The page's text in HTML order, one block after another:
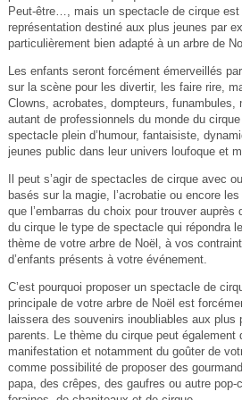
Peut-être…, mais un spectacle de cirque
représentation destiné aux plus jeunes par
particulièrement bien adapté à un arbre de
Les enfants seront forcément émerveillés
sur la scène pour les divertir, les faire rire,
Clowns, acrobates, dompteurs,
autant de professionnels du monde du
spectacle plein d’humour, fantaisiste,
jeunes public dans leur univers loufoque et
Il peut s’agir de spectacles de cirque avec
basés sur la magie, l’acrobatie ou encore
que l’embarras du choix pour trouver
du cirque le type de spectacle qui répondra
thème de votre arbre de Noël, à vos
d’enfants présents à votre événement.
C’est pourquoi proposer un spectacle de
principale de votre arbre de Noël est
laissera des souvenirs inoubliables aux plus
parents. Le thème du cirque peut également
manifestation et notamment du goûter de
comme possibilité de proposer des
papa, des crêpes, des gaufres ou autre